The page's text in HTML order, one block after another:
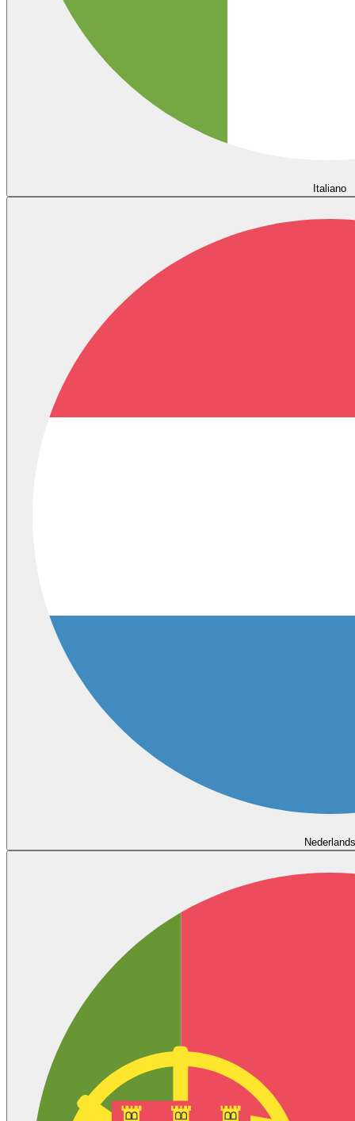
Italiano
Nederlands